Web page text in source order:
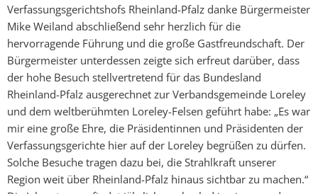
Verfassungsgerichtshofs Rheinland-Pfalz danke Bürgermeister
Mike Weiland abschließend sehr herzlich für die
hervorragende Führung und die große Gastfreundschaft. Der
Bürgermeister unterdessen zeigte sich erfreut darüber, dass
der hohe Besuch stellvertretend für das Bundesland
Rheinland-Pfalz ausgerechnet zur Verbandsgemeinde Loreley
und dem weltberühmten Loreley-Felsen geführt habe: „Es war
mir eine große Ehre, die Präsidentinnen und Präsidenten der
Verfassungsgerichte hier auf der Loreley begrüßen zu dürfen.
Solche Besuche tragen dazu bei, die Strahlkraft unserer
Region weit über Rheinland-Pfalz hinaus sichtbar zu machen.“